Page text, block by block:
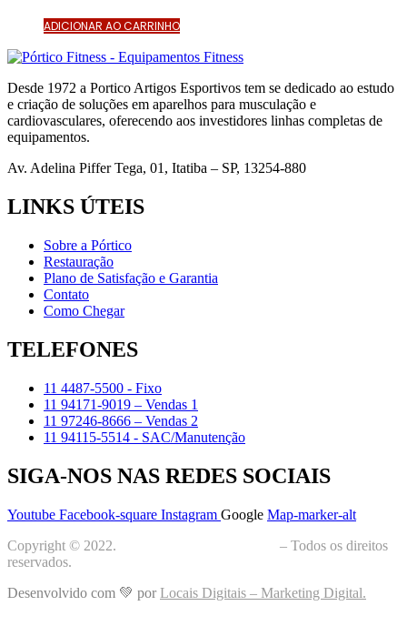
ADICIONAR AO CARRINHO
Desde 1972 a Portico Artigos Esportivos tem se dedicado ao estudo
e criação de soluções em aparelhos para musculação e
cardiovasculares, oferecendo aos investidores linhas completas de
equipamentos.
Av. Adelina Piffer Tega, 01, Itatiba – SP, 13254-880
LINKS ÚTEIS
Sobre a Pórtico
Restauração
Plano de Satisfação e Garantia
Contato
Como Chegar
TELEFONES
11 4487-5500 - Fixo
11 94171-9019 – Vendas 1
11 97246-8666 – Vendas 2
11 94115-5514 - SAC/Manutenção
SIGA-NOS NAS REDES SOCIAIS
Youtube Facebook-square Instagram Google Map-marker-alt
Copyright © 2022.
– Todos os direitos
reservados.
Desenvolvido com 💚 por Locais Digitais – Marketing Digital.